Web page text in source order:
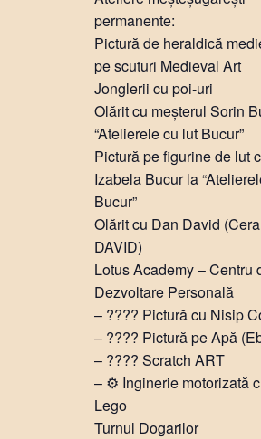
permanente:
Pictură de heraldică
pe scuturi Medieval Art
Jonglerii cu poi-uri
Olărit cu meșterul Sorin
“Atelierele cu lut Bucur”
Pictură pe figurine de lut
Izabela Bucur la
Bucur”
Olărit cu Dan David
DAVID)
Lotus Academy – Centru
Dezvoltare Personală
– ???? Pictură cu Nisip
– ???? Pictură pe Apă
– ???? Scratch ART
– ⚙ Inginerie motorizată
Lego
Turnul Dogarilor